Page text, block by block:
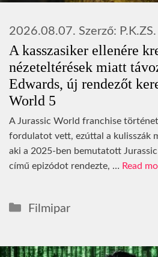
A kasszasiker ellenére
nézeteltérések miatt
Edwards, új rendezőt
World 5
2026.08.07. Szerző: P.K.ZS.
A Jurassic World franchise
fordulatot vett, ezúttal a kulisszák
aki a 2025-ben bemutatott
című epizódot rendezte, … Read
Kategória
Filmipar